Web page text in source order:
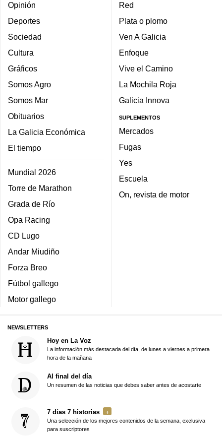
Opinión
Deportes
Sociedad
Cultura
Gráficos
Somos Agro
Somos Mar
Obituarios
La Galicia Económica
El tiempo
Mundial 2026
Torre de Marathon
Grada de Río
Opa Racing
CD Lugo
Andar Miudiño
Forza Breo
Fútbol gallego
Motor gallego
Red
Plata o plomo
Ven A Galicia
Enfoque
Vive el Camino
La Mochila Roja
Galicia Innova
SUPLEMENTOS
Mercados
Fugas
Yes
Escuela
On, revista de motor
NEWSLETTERS
Hoy en La Voz
La información más destacada del día, de lunes a viernes a primera
hora de la mañana
Al final del día
Un resumen de las noticias que debes saber antes de acostarte
7 días 7 historias
Una selección de los mejores contenidos de la semana, exclusiva
para suscriptores